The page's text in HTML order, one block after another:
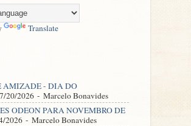
Translate
AMIZADE - DIA DO
20/2026 - Marcelo Bonavides
ODEON PARA NOVEMBRO DE
2026 - Marcelo Bonavides